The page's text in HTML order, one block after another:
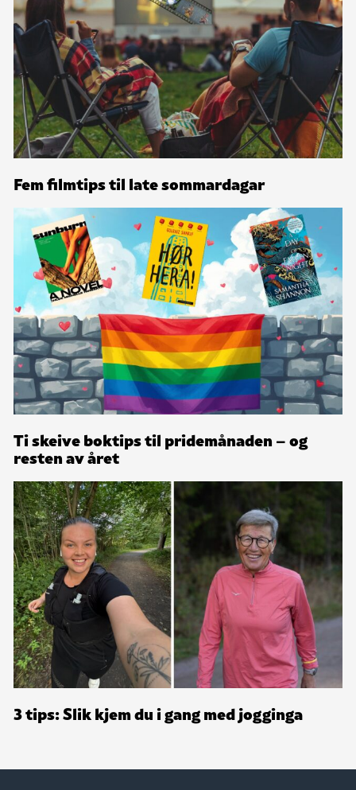
Fem filmtips til late sommardagar
Ti skeive boktips til pridemånaden – og
resten av året
3 tips: Slik kjem du i gang med jogginga